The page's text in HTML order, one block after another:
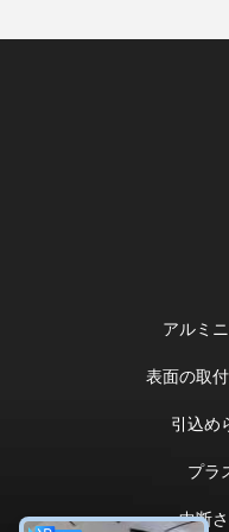
アルミ
表面の取
引込め
プラ
中断